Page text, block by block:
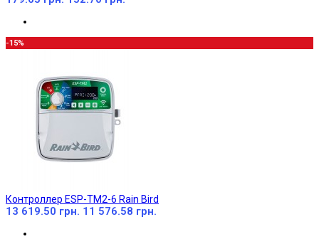
-15%
Контроллер ESP-TM2-6 Rain Bird
13 619.50 грн. 11 576.58 грн.